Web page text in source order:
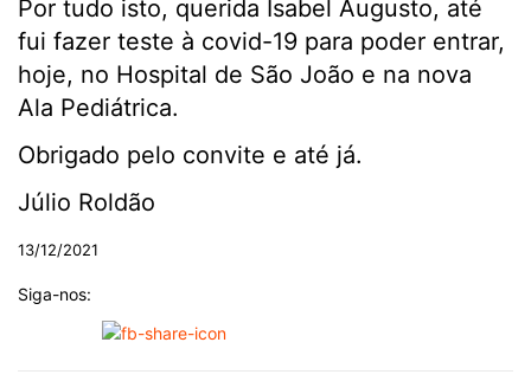
Por tudo isto, querida Isabel Augusto, até
fui fazer teste à covid-19 para poder entrar,
hoje, no Hospital de São João e na nova
Ala Pediátrica.
Obrigado pelo convite e até já.
Júlio Roldão
13/12/2021
Siga-nos: